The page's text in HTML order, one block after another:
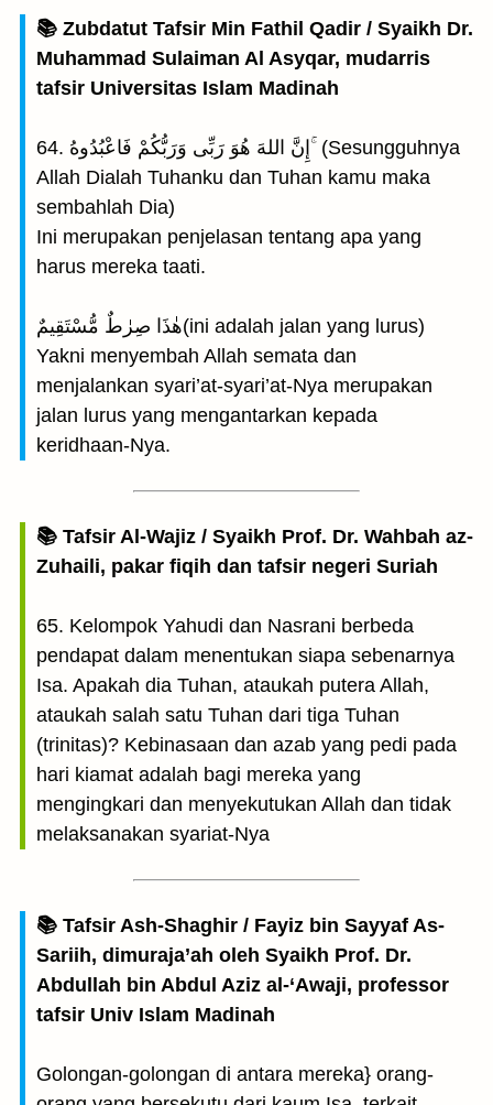
📚 Zubdatut Tafsir Min Fathil Qadir / Syaikh Dr.
Muhammad Sulaiman Al Asyqar, mudarris
tafsir Universitas Islam Madinah
64. إِنَّ اللهَ هُوَ رَبِّى وَرَبُّكُمْ فَاعْبُدُوهُ ۚ (Sesungguhnya
Allah Dialah Tuhanku dan Tuhan kamu maka
sembahlah Dia)
Ini merupakan penjelasan tentang apa yang
harus mereka taati.
هٰذَا صِرٰطٌ مُّسْتَقِيمٌ(ini adalah jalan yang lurus)
Yakni menyembah Allah semata dan
menjalankan syari’at-syari’at-Nya merupakan
jalan lurus yang mengantarkan kepada
keridhaan-Nya.
📚 Tafsir Al-Wajiz / Syaikh Prof. Dr. Wahbah az-
Zuhaili, pakar fiqih dan tafsir negeri Suriah
65. Kelompok Yahudi dan Nasrani berbeda
pendapat dalam menentukan siapa sebenarnya
Isa. Apakah dia Tuhan, ataukah putera Allah,
ataukah salah satu Tuhan dari tiga Tuhan
(trinitas)? Kebinasaan dan azab yang pedi pada
hari kiamat adalah bagi mereka yang
mengingkari dan menyekutukan Allah dan tidak
melaksanakan syariat-Nya
📚 Tafsir Ash-Shaghir / Fayiz bin Sayyaf As-
Sariih, dimuraja’ah oleh Syaikh Prof. Dr.
Abdullah bin Abdul Aziz al-‘Awaji, professor
tafsir Univ Islam Madinah
Golongan-golongan di antara mereka} orang-